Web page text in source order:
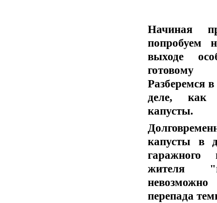
Начиная
попробуем
выходе
Разберемся
деле, как
капусты.
капусты в
гаражного
жителя
перепада